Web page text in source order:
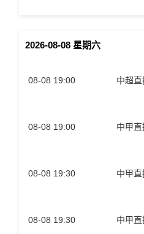
2026-08-08 星期六
08-08 19:00 中超直
08-08 19:00 中甲直
08-08 19:30 中甲直
08-08 19:30 中甲直